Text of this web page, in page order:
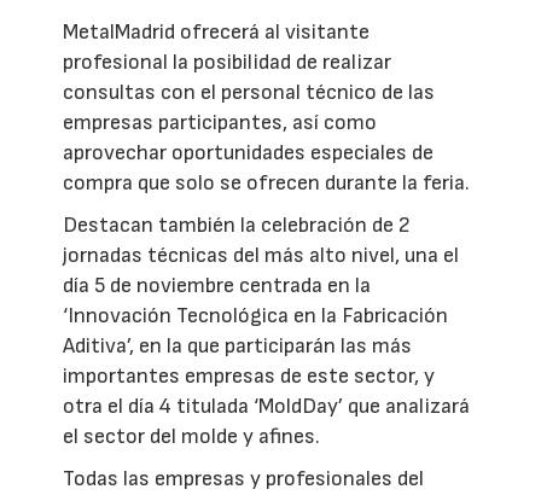
MetalMadrid ofrecerá al visitante
profesional la posibilidad de realizar
consultas con el personal técnico de las
empresas participantes, así como
aprovechar oportunidades especiales de
compra que solo se ofrecen durante la feria.
Destacan también la celebración de 2
jornadas técnicas del más alto nivel, una el
día 5 de noviembre centrada en la
‘Innovación Tecnológica en la Fabricación
Aditiva’, en la que participarán las más
importantes empresas de este sector, y
otra el día 4 titulada ‘MoldDay’ que analizará
el sector del molde y afines.
Todas las empresas y profesionales del